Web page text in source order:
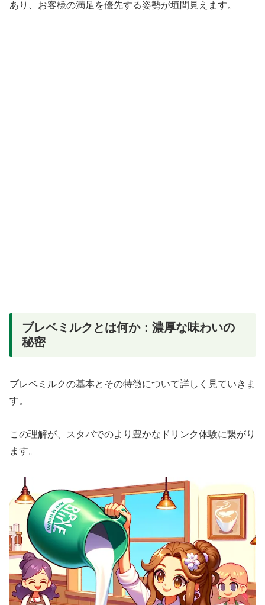
あり、お客様の満足を優先する姿勢が垣間見えます。
ブレベミルクとは何か：濃厚な味わいの
秘密
ブレベミルクの基本とその特徴について詳しく見ていきま
す。
この理解が、スタバでのより豊かなドリンク体験に繋がり
ます。